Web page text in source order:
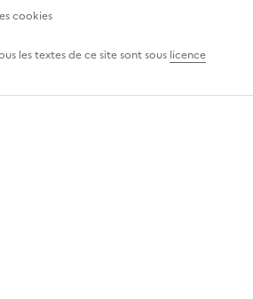
cookies
les textes de ce site sont sous licence